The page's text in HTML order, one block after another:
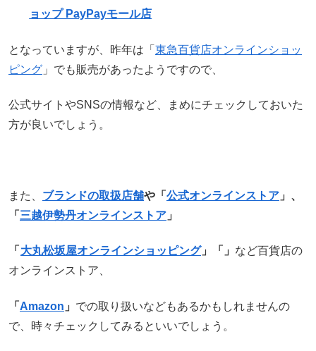
ョップ PayPayモール店
となっていますが、昨年は「 東急百貨店オンラインショッ
ピング 」でも販売があったようですので、
公式サイトやSNSの情報など、まめにチェックしておいた
方が良いでしょう。
また、 ブランドの取扱店舗や「 公式オンラインストア 」、
「 三越伊勢丹オンラインストア 」
「 大丸松坂屋オンラインショッピング」 「」 など百貨店の
オンラインストア、
「 Amazon 」 での取り扱いなどもあるかもしれませんの
で、時々チェックしてみるといいでしょう。